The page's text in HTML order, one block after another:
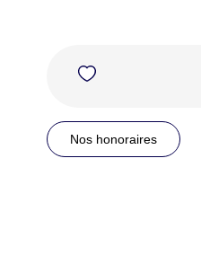
Nos honoraires